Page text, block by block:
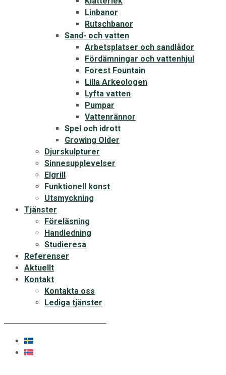
Linbanor
Rutschbanor
Sand- och vatten
Arbetsplatser och sandlådor
Fördämningar och vattenhjul
Forest Fountain
Lilla Arkeologen
Lyfta vatten
Pumpar
Vattenrännor
Spel och idrott
Growing Older
Djurskulpturer
Sinnesupplevelser
Elgrill
Funktionell konst
Utsmyckning
Tjänster
Föreläsning
Handledning
Studieresa
Referenser
Aktuellt
Kontakt
Kontakta oss
Lediga tjänster